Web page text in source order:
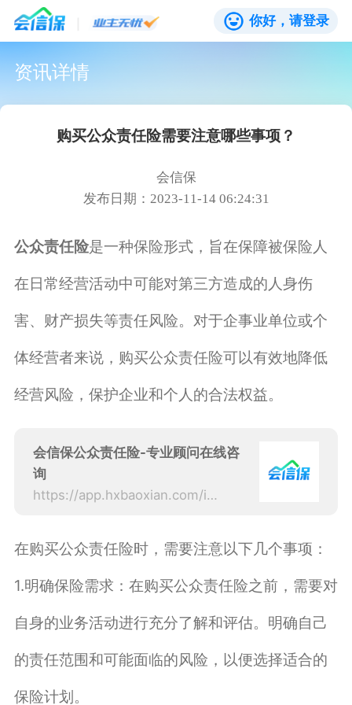
你好，请登录
资讯详情
购买公众责任险需要注意哪些事项？
会信保
发布日期：2023-11-14 06:24:31
公众责任险是一种保险形式，旨在保障被保险人
在日常经营活动中可能对第三方造成的人身伤
害、财产损失等责任风险。对于企事业单位或个
体经营者来说，购买公众责任险可以有效地降低
经营风险，保护企业和个人的合法权益。
会信保公众责任险-专业顾问在线咨
询
https://app.hxbaoxian.com/insurance?p=1&l=20&t=1&c=0&sourceType=web
在购买公众责任险时，需要注意以下几个事项：
1.明确保险需求：在购买公众责任险之前，需要对
自身的业务活动进行充分了解和评估。明确自己
的责任范围和可能面临的风险，以便选择适合的
保险计划。